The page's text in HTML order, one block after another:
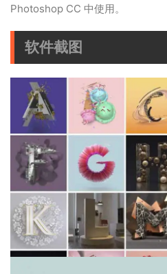
Photoshop CC 中使用。
软件截图